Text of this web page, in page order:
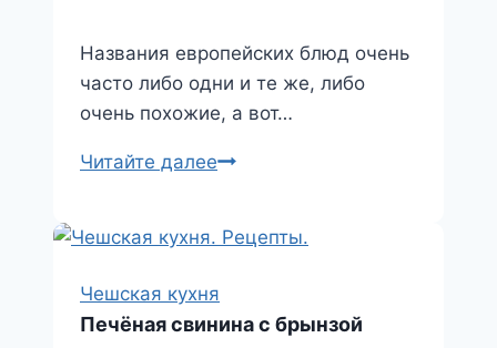
Названия европейских блюд очень
часто либо одни и те же, либо
очень похожие, а вот…
Читайте далееКуриная
Чешская кухня
Печёная свинина с брынзой